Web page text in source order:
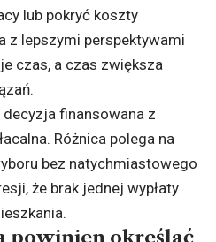
lub pokryć koszty
z lepszymi perspektywami
czas, a czas zwiększa
decyzja finansowana z
Różnica polega na
bez natychmiastowego
że brak jednej wypłaty
powinien określać